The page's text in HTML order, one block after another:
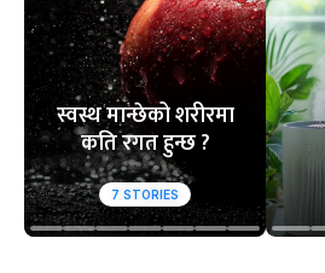
स्वस्थ मान्छेको शरीरमा
कति रगत हुन्छ ?
7 STORIES